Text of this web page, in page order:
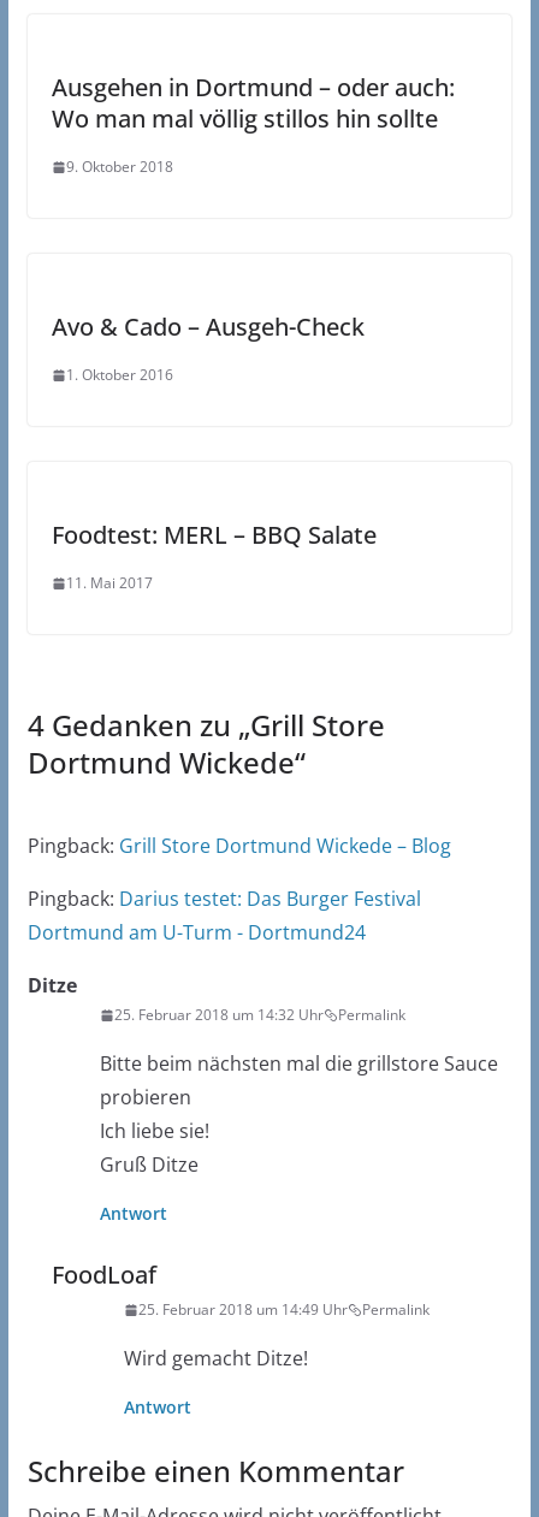
Ausgehen in Dortmund – oder auch:
Wo man mal völlig stillos hin sollte
9. Oktober 2018
Avo & Cado – Ausgeh-Check
1. Oktober 2016
Foodtest: MERL – BBQ Salate
11. Mai 2017
4 Gedanken zu „Grill Store
Dortmund Wickede“
Pingback: Grill Store Dortmund Wickede – Blog
Pingback: Darius testet: Das Burger Festival
Dortmund am U-Turm - Dortmund24
Ditze
25. Februar 2018 um 14:32 Uhr Permalink
Bitte beim nächsten mal die grillstore Sauce
probieren
Ich liebe sie!
Gruß Ditze
Antwort
FoodLoaf
25. Februar 2018 um 14:49 Uhr Permalink
Wird gemacht Ditze!
Antwort
Schreibe einen Kommentar